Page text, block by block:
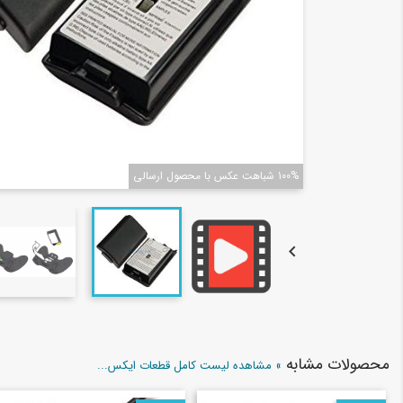
100% شباهت عکس با محصول ارسالی

محصولات مشابه » مشاهده لیست کامل قطعات ایکس...